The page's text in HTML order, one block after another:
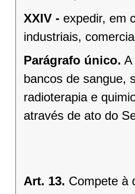
XXIV - expedir, em
industriais,
Parágrafo único. A
bancos de sangue,
radioterapia e
através de ato do
Art. 13. Compete à